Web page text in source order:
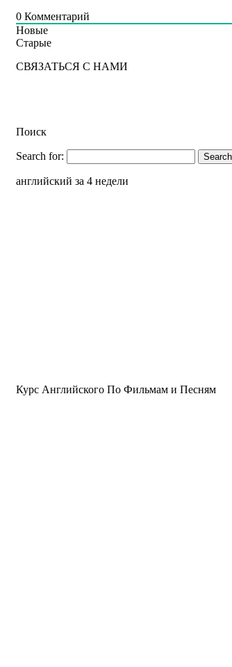
0 Комментарий
Новые
Старые
СВЯЗАТЬСЯ С НАМИ
Поиск
Search for:
английский за 4 недели
Курс Английского По Фильмам и Песням